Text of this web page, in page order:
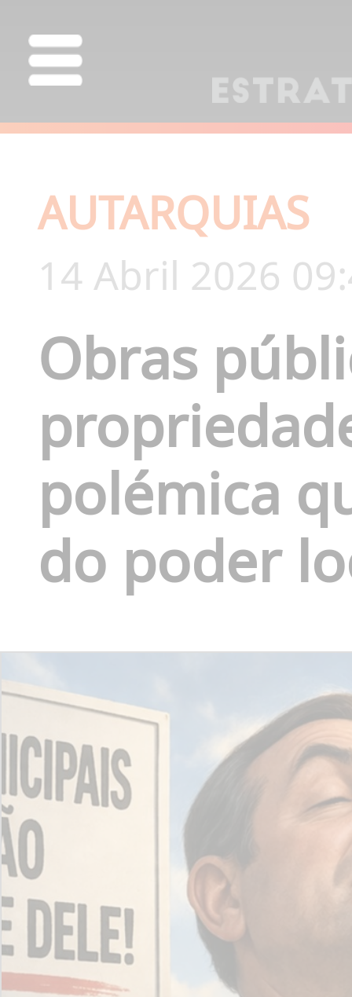
AUTARQUIAS
14 Abril 2026
Obras
polémica
do poder